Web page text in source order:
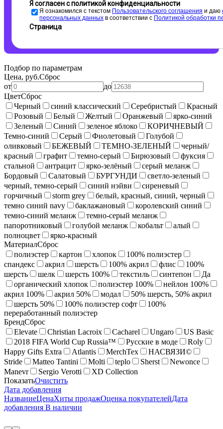
Я согласен с политикой конфиденциальности
Я ознакомился с текстом Пользовательского соглашения и даю
персональных данных в соответствии с Политикой обработки
Страница
Подбор по параметрам
Цена, руб.Сброс
от
до
ЦветСброс
Черный
синий классический Серебристый
Красный
Розовый
Белый Желтый Оранжевый
ярко-синий
Зеленый
Синий зеленое яблоко
КОРИЧНЕВЫЙ
Темно-синий
Серый Фиолетовый
Голубой
оливковый
БЕЖЕВЫЙ ТЕМНО-ЗЕЛЕНЫЙ
черный/
красный
графит темно-серый Бирюзовый
фуксия
стальной
антрацит ярко-зелёный
серый меланж
Бордовый
Салатовый БУРГУНДИ
светло-зеленый
черный, темно-серый
синий нэйви
сиреневый
горчичный
storm grey
белый, красный, синий, черный
темно синий navy
баклажановый
королевский синий
темно-синий меланж
темно-серый меланж
папоротниковый
голубой меланж кобальт
алый
полноцвет
ярко-красный
МатериалСброс
полиэстер
картон хлопок
100% полиэстер
спандекс
акрил шерсть 100% акрил флис
100%
шерсть
шелк шерсть 100% текстиль синтепон
Да
органический хлопок
полиэстер 100%
нейлон 100%
акрил 100%
акрил 50% модал
50% шерсть, 50% акрил
шерсть 50%
100% полиэстер софт
100%
переработанный полиэстер
БрендСброс
Elevate
Christian Lacroix Cacharel Ungaro
US Basic
2018 FIFA World Cup Russia™
Русские в моде
Roly
Happy Gifts Extra
Atlantis MerchTex
НАСВЯЗИ©
Stride
Matteo Tantini Molti teplo Sherst
Newonce
Manevr
Sergio Verotti
XD Collection
ПоказатьОчистить
Дата добавления
НазваниеЦенаХиты продажОценка покупателейДата
добавления В наличии